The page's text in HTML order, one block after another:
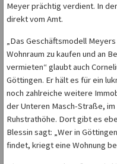
Meyer prächtig verdient. In
direkt vom Amt.
„Das Geschäftsmodell
Wohnraum zu kaufen und an
vermieten“ glaubt auch
Göttingen. Er hält es für ein
noch zahlreiche weitere
der Unteren Masch-Straße,
Ruhstrathöhe. Dort gibt es
Blessin sagt: „Wer in
findet, kriegt eine Wohnung